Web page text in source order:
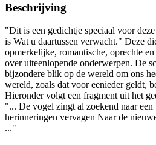
Beschrijving
"Dit is een gedichtje speciaal voor
is Wat u daartussen verwacht." Deze
opmerkelijke, romantische, oprechte
over uiteenlopende onderwerpen. De
bijzondere blik op de wereld om ons
wereld, zoals dat voor eenieder geldt,
Hieronder volgt een fragment uit het
"... De vogel zingt al zoekend naar
herinneringen vervagen Naar de
..."